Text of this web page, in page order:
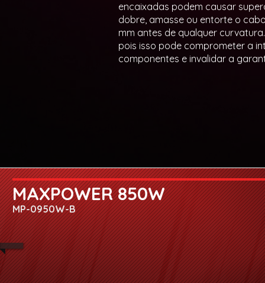
encaixadas podem causar
dobre, amasse ou entorte o
mm antes de qualquer
pois isso pode comprometer a
componentes e invalidar a
MAXPOWER 850W
MP-0950W-B